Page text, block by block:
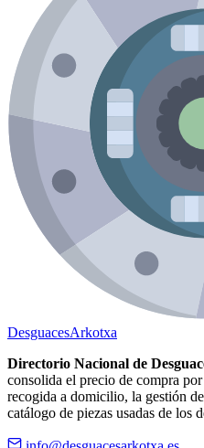
DesguacesArkotxa
Directorio Nacional de
consolida el precio de compra
recogida a domicilio, la gestión
catálogo de piezas usadas de los